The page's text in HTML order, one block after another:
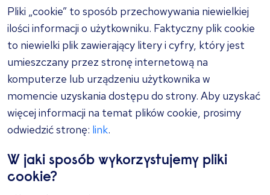
Pliki „cookie” to sposób przechowywania niewielkiej
ilości informacji o użytkowniku. Faktyczny plik cookie
to niewielki plik zawierający litery i cyfry, który jest
umieszczany przez stronę internetową na
komputerze lub urządzeniu użytkownika w
momencie uzyskania dostępu do strony. Aby uzyskać
więcej informacji na temat plików cookie, prosimy
odwiedzić stronę: link.
W jaki sposób wykorzystujemy pliki
cookie?